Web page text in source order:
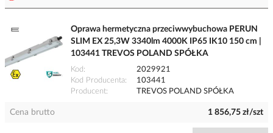
Oprawa hermetyczna przeciwwybuchowa PERUN
SLIM EX 25,3W 3340lm 4000K IP65 IK10 150 cm |
103441 TREVOS POLAND SPÓŁKA
Kod
2029921
Kod Producenta
103441
Producent
TREVOS POLAND SPÓŁKA
Cena brutto 1 856,75 zł/szt